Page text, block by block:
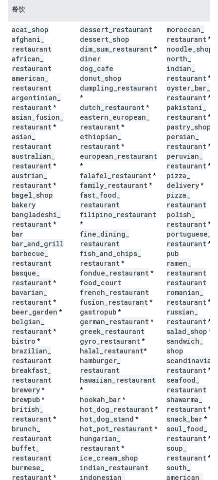
餐饮
acai shop
afghani
restaurant
african
restaurant
american
restaurant
argentinian
restaurant*
asian fusion
restaurant*
asian
restaurant
australian
restaurant*
austrian
restaurant*
bagel shop
bakery
bangladeshi
restaurant*
bar
bar and grill
barbecue
restaurant
basque
restaurant*
bavarian
restaurant*
beer garden *
belgian
restaurant*
bistro *
brazilian
restaurant
breakfast
restaurant
brewery*
brewpub*
british
restaurant*
brunch
restaurant
buffet
restaurant
burmese
restaurant*
dessert restaurant
dessert shop
dim sum restaurant*
diner
dog cafe
donut shop
dumpling restaurant
*
dutch restaurant*
eastern european
restaurant*
ethiopian
restaurant*
european restaurant
*
falafel restaurant*
family restaurant*
fast food
restaurant
filipino restaurant
*
fine dining
restaurant
fish and chips
restaurant*
fondue restaurant*
food court
french restaurant
fusion restaurant*
gastropub*
german restaurant*
greek restaurant
gyro restaurant*
halal restaurant*
hamburger
restaurant
hawaiian restaurant
*
hookah bar*
hot dog restaurant*
hot dog stand *
hot pot restaurant*
hungarian
restaurant*
ice cream shop
indian restaurant
indonesian
moroccan
restaurant*
noodle shop
north
indian
restaurant*
oyster bar
restaurant*
pakistani
restaurant*
pastry shop
persian
restaurant*
peruvian
restaurant*
pizza
delivery*
pizza
restaurant
polish
restaurant*
portuguese
restaurant*
pub
ramen
restaurant
restaurant
romanian
restaurant*
russian
restaurant*
salad shop *
sandwich
shop
scandinavian
restaurant*
seafood
restaurant
shawarma
restaurant*
snack bar*
soul food
restaurant*
soup
restaurant*
south
american